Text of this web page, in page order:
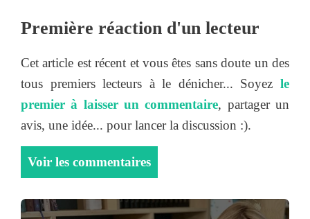
Première réaction d'un lecteur
Cet article est récent et vous êtes sans doute un des
tous premiers lecteurs à le dénicher... Soyez le
premier à laisser un commentaire, partager un
avis, une idée... pour lancer la discussion :).
Voir les commentaires